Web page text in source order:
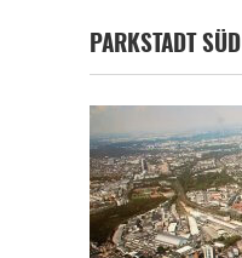
PARKSTADT SÜD